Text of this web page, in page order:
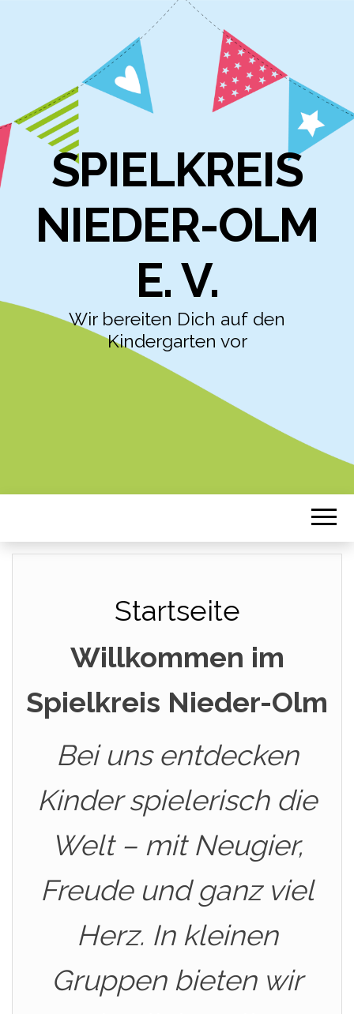
SPIELKREIS
NIEDER-OLM
E. V.
Wir bereiten Dich auf den
Kindergarten vor
Startseite
Willkommen im
Spielkreis Nieder-Olm
Bei uns entdecken
Kinder spielerisch die
Welt – mit Neugier,
Freude und ganz viel
Herz. In kleinen
Gruppen bieten wir